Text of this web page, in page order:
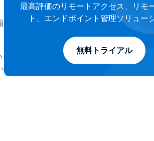
最高評価のリモートアクセス、リモ
ト、エンドポイント管理ソリュー
無料トライアル